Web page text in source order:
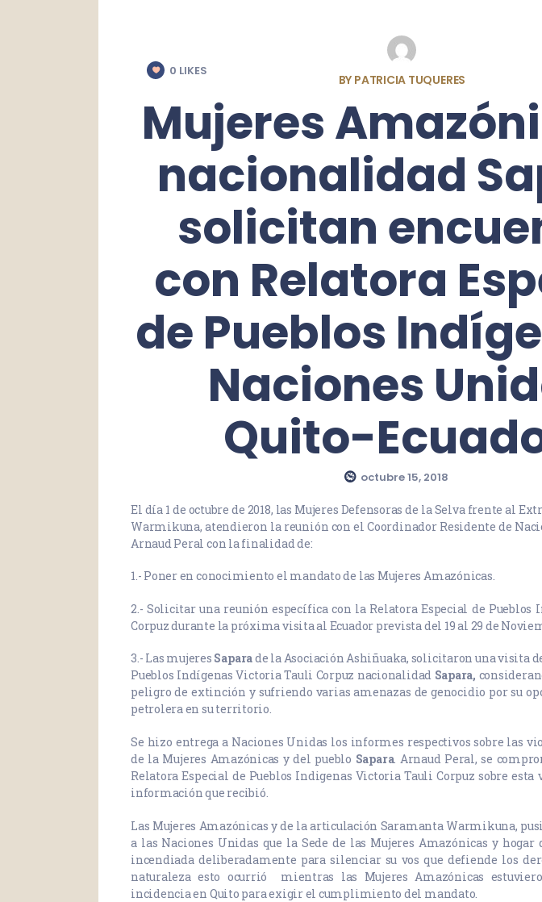
BY PATRICIA TUQUERES
Mujeres
nacionalidad
solicitan
con Relatora
de Pueblos
Naciones
Quito-
octubre 15, 2018
0 LIKES
El día 1 de octubre de 2018, las Mujeres Defensoras de la Selva frente al
Warmikuna, atendieron la reunión con el Coordinador Residente de
Arnaud Peral con la finalidad de:
1.- Poner en conocimiento el mandato de las Mujeres Amazónicas.
2.- Solicitar una reunión específica con la Relatora Especial de Pueblos
Corpuz durante la próxima visita al Ecuador prevista del 19 al 29 de
3.- Las mujeres Saparade la Asociación Ashiñuaka, solicitaron una visita
Pueblos Indígenas Victoria Tauli Corpuz nacionalidad Sapara,
peligro de extinción y sufriendo varias amenazas de genocidio por su
petrolera en su territorio.
Se hizo entrega a Naciones Unidas los informes respectivos sobre las
de la Mujeres Amazónicas y del pueblo Sapara. Arnaud Peral, se
Relatora Especial de Pueblos Indigenas Victoria Tauli Corpuz sobre
información que recibió.
Las Mujeres Amazónicas y de la articulación Saramanta Warmikuna,
a las Naciones Unidas que la Sede de las Mujeres Amazónicas y hogar
incendiada deliberadamente para silenciar su vos que defiende los
naturaleza esto ocurrió mientras las Mujeres Amazónicas
incidencia en Quito para exigir el cumplimiento del mandato.